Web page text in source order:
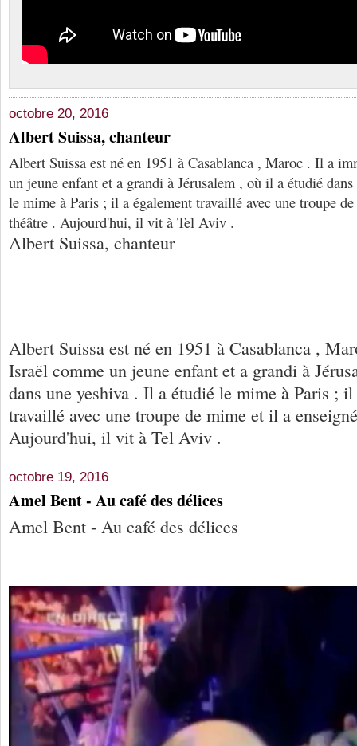
octobre 20, 2016
Albert Suissa, chanteur
Albert Suissa est né en 1951 à Casablanca , Maroc . Il a
un jeune enfant et a grandi à Jérusalem , où il a étudié
le mime à Paris ; il a également travaillé avec une troupe
théâtre . Aujourd'hui, il vit à Tel Aviv .
Albert Suissa, chanteur
Albert Suissa est né en 1951 à Casablanca ,
Israël comme un jeune enfant et a grandi à
dans une yeshiva . Il a étudié le mime à Paris ; il
travaillé avec une troupe de mime et il a
Aujourd'hui, il vit à Tel Aviv .
octobre 19, 2016
Amel Bent - Au café des délices
Amel Bent - Au café des délices